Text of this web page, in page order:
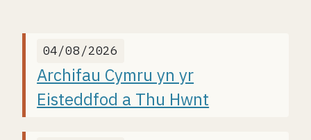
04/08/2026
Archifau Cymru yn yr
Eisteddfod a Thu Hwnt